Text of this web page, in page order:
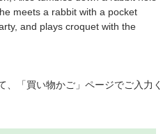
meets a rabbit with a pocket
and plays croquet with the
「買い物かご」ページでご入力く